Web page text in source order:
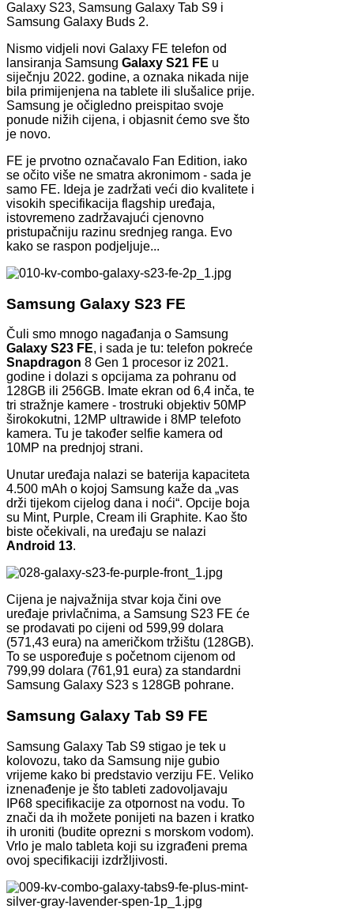
Galaxy S23, Samsung Galaxy Tab S9 i
Samsung Galaxy Buds 2.
Nismo vidjeli novi Galaxy FE telefon od
lansiranja Samsung Galaxy S21 FE u
siječnju 2022. godine, a oznaka nikada nije
bila primijenjena na tablete ili slušalice prije.
Samsung je očigledno preispitao svoje
ponude nižih cijena, i objasnit ćemo sve što
je novo.
FE je prvotno označavalo Fan Edition, iako
se očito više ne smatra akronimom - sada je
samo FE. Ideja je zadržati veći dio kvalitete i
visokih specifikacija flagship uređaja,
istovremeno zadržavajući cjenovno
pristupačniju razinu srednjeg ranga. Evo
kako se raspon podjeljuje...
Samsung Galaxy S23 FE
Čuli smo mnogo nagađanja o Samsung
Galaxy S23 FE, i sada je tu: telefon pokreće
Snapdragon 8 Gen 1 procesor iz 2021.
godine i dolazi s opcijama za pohranu od
128GB ili 256GB. Imate ekran od 6,4 inča, te
tri stražnje kamere - trostruki objektiv 50MP
širokokutni, 12MP ultrawide i 8MP telefoto
kamera. Tu je također selfie kamera od
10MP na prednjoj strani.
Unutar uređaja nalazi se baterija kapaciteta
4.500 mAh o kojoj Samsung kaže da „vas
drži tijekom cijelog dana i noći“. Opcije boja
su Mint, Purple, Cream ili Graphite. Kao što
biste očekivali, na uređaju se nalazi
Android 13.
Cijena je najvažnija stvar koja čini ove
uređaje privlačnima, a Samsung S23 FE će
se prodavati po cijeni od 599,99 dolara
(571,43 eura) na američkom tržištu (128GB).
To se uspoređuje s početnom cijenom od
799,99 dolara (761,91 eura) za standardni
Samsung Galaxy S23 s 128GB pohrane.
Samsung Galaxy Tab S9 FE
Samsung Galaxy Tab S9 stigao je tek u
kolovozu, tako da Samsung nije gubio
vrijeme kako bi predstavio verziju FE. Veliko
iznenađenje je što tableti zadovoljavaju
IP68 specifikacije za otpornost na vodu. To
znači da ih možete ponijeti na bazen i kratko
ih uroniti (budite oprezni s morskom vodom).
Vrlo je malo tableta koji su izgrađeni prema
ovoj specifikaciji izdržljivosti.